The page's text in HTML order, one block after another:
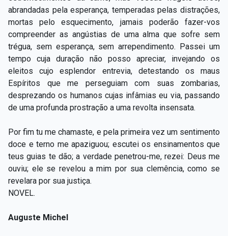
abrandadas pela esperança, temperadas pelas distrações,
mortas pelo esquecimento, jamais poderão fazer-vos
compreender as angústias de uma alma que sofre sem
trégua, sem esperança, sem arrependimento. Passei um
tempo cuja duração não posso apreciar, invejando os
eleitos cujo esplendor entrevia, detestando os maus
Espíritos que me perseguiam com suas zombarias,
desprezando os humanos cujas infâmias eu via, passando
de uma profunda prostração a uma revolta insensata.
Por fim tu me chamaste, e pela primeira vez um sentimento
doce e terno me apaziguou; escutei os ensinamentos que
teus guias te dão; a verdade penetrou-me, rezei: Deus me
ouviu; ele se revelou a mim por sua clemência, como se
revelara por sua justiça.
NOVEL.
Auguste Michel